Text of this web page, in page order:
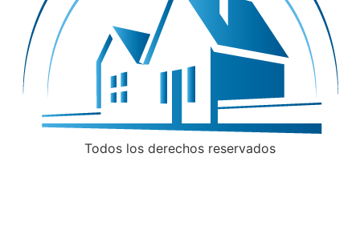
Todos los derechos reservados